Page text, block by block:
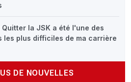
Quitter la JSK a été l'une des
les plus difficiles de ma carrière
DE NOUVELLES